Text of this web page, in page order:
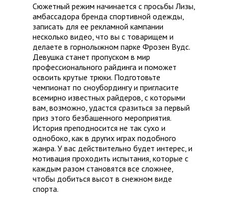
Сюжетный режим начинается с просьбы Лизы,
амбассадора бренда спортивной одежды,
записать для ее рекламной кампании
несколько видео, что вы с товарищем и
делаете в горнолыжном парке Фрозен Вудс.
Девушка станет пропуском в мир
профессионального райдинга и поможет
освоить крутые трюки. Подготовьте
чемпионат по сноубордингу и пригласите
всемирно известных райдеров, с которыми
вам, возможно, удастся сразиться за первый
приз этого безбашенного мероприятия.
История преподносится не так сухо и
однобоко, как в других играх подобного
жанра. У вас действительно будет интерес, и
мотивация проходить испытания, которые с
каждым разом становятся все сложнее,
чтобы добиться высот в снежном виде
спорта.